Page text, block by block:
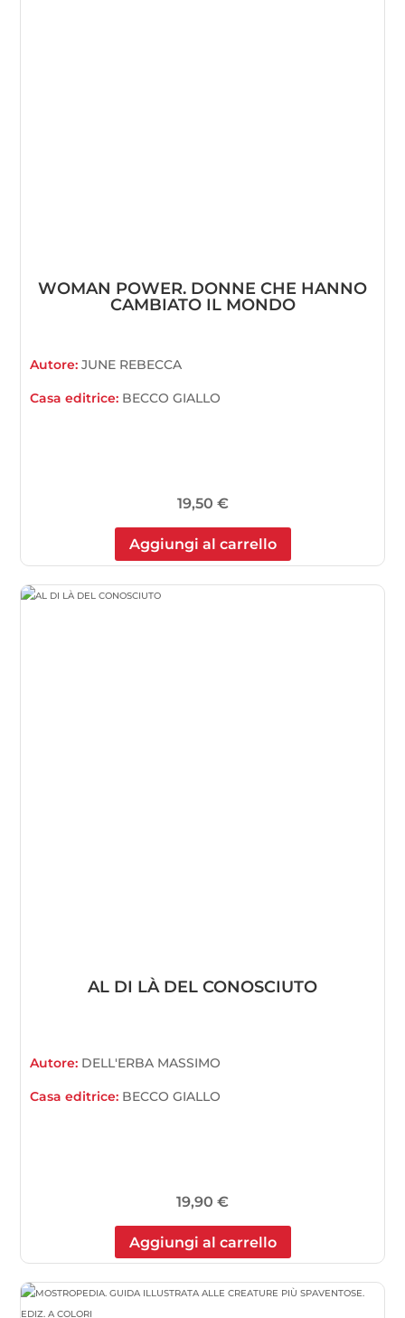
WOMAN POWER. DONNE CHE HANNO
CAMBIATO IL MONDO
Autore:JUNE REBECCA
Casa editrice: BECCO GIALLO
19,50 €
Aggiungi al carrello
AL DI LÀ DEL CONOSCIUTO
Autore: DELL'ERBA MASSIMO
Casa editrice: BECCO GIALLO
19,90 €
Aggiungi al carrello